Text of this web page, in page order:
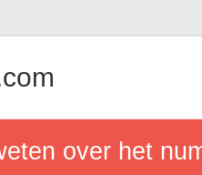
over het